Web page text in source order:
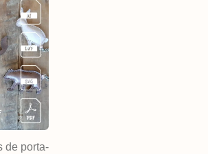
de porta-